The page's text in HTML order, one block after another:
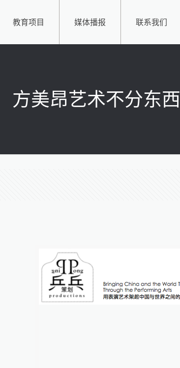
教育项目 媒体播报 联系我们
方美昂艺术不分东西